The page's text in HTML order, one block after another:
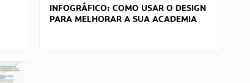
INFOGRÁFICO: COMO USAR O DESIGN
PARA MELHORAR A SUA ACADEMIA